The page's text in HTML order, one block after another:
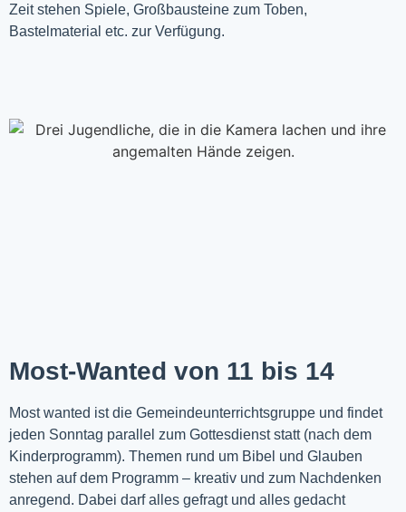
Zeit stehen Spiele, Großbausteine zum Toben,
Bastelmaterial etc. zur Verfügung.
Most-Wanted von 11 bis 14
Most wanted ist die Gemeindeunterrichtsgruppe und findet
jeden Sonntag parallel zum Gottesdienst statt (nach dem
Kinderprogramm). Themen rund um Bibel und Glauben
stehen auf dem Programm – kreativ und zum Nachdenken
anregend. Dabei darf alles gefragt und alles gedacht